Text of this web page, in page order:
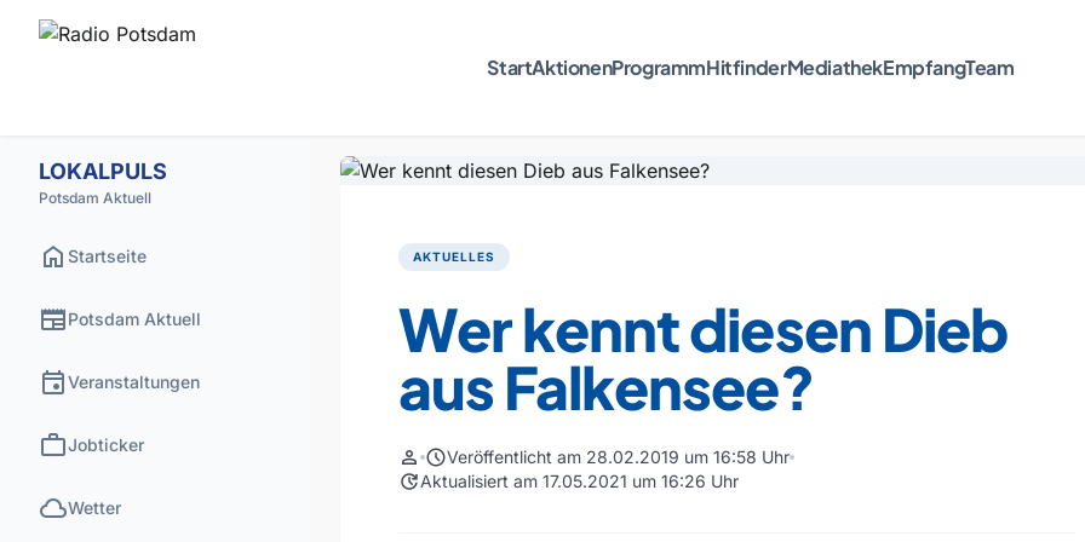
StartAktionenProgrammHitfinderMediathekEmpfangTeam
LOKALPULS
Potsdam Aktuell
home Startseite
newspaperPotsdam Aktuell
eventVeranstaltungen
workJobticker
cloudWetter
AKTUELLES
Wer kennt diesen Dieb
aus Falkensee?
person scheduleVeröffentlicht am 28.02.2019 um 16:58 Uhr
updateAktualisiert am 17.05.2021 um 16:26 Uhr